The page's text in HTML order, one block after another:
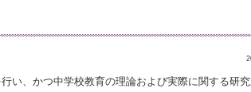
い、かつ中学校教育の理論および実際に関する研